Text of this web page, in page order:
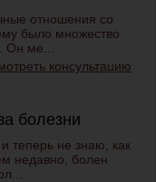
отношения со
было множество
Он ме...
консультацию
болезни
теперь не знаю, как
недавно, болен